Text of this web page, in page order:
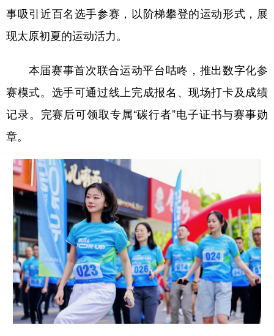
法律 中央文件 金融 汽车
食品 人居
彩票 娱乐 时尚 悦读
文化产业
地方频道
北京 天津 河北 山西
辽宁 吉林 上海 江苏
浙江 安徽 福建 江西
山东 河南 湖北 湖南
事吸引近百名选手参赛，以阶梯攀登的运动形式，展
现太原初夏的运动活力。
本届赛事首次联合运动平台咕咚，推出数字化参
赛模式。选手可通过线上完成报名、现场打卡及成绩
记录。完赛后可领取专属“碳行者”电子证书与赛事勋
章。